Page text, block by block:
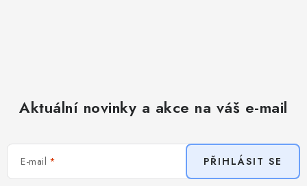
Aktuální novinky a akce na váš e-mail
E-mail PŘIHLÁSIT SE